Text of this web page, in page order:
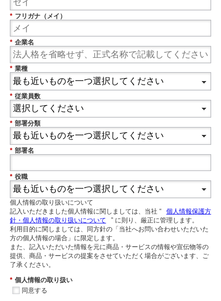
* フリガナ（メイ）
* 企業名
* 業種
* 従業員数
* 部署分類
* 部署名
* 役職
個人情報の取り扱いについて
記入いただきました個人情報に関しましては、当社 “
個人情報保護方
針・個人情報の取り扱いについて
” に則り、厳正に管理します。
利用目的に関しましては、同方針の「当社へお問い合わせいただいた
方の個人情報の場合」に限定します。
また、記入いただいた情報を元に商品・サービスの情報や宣伝物等の
提供、商品・サービスの提案をさせていただく場合がございます、ご
了承ください。
* 個人情報の取り扱い
同意する